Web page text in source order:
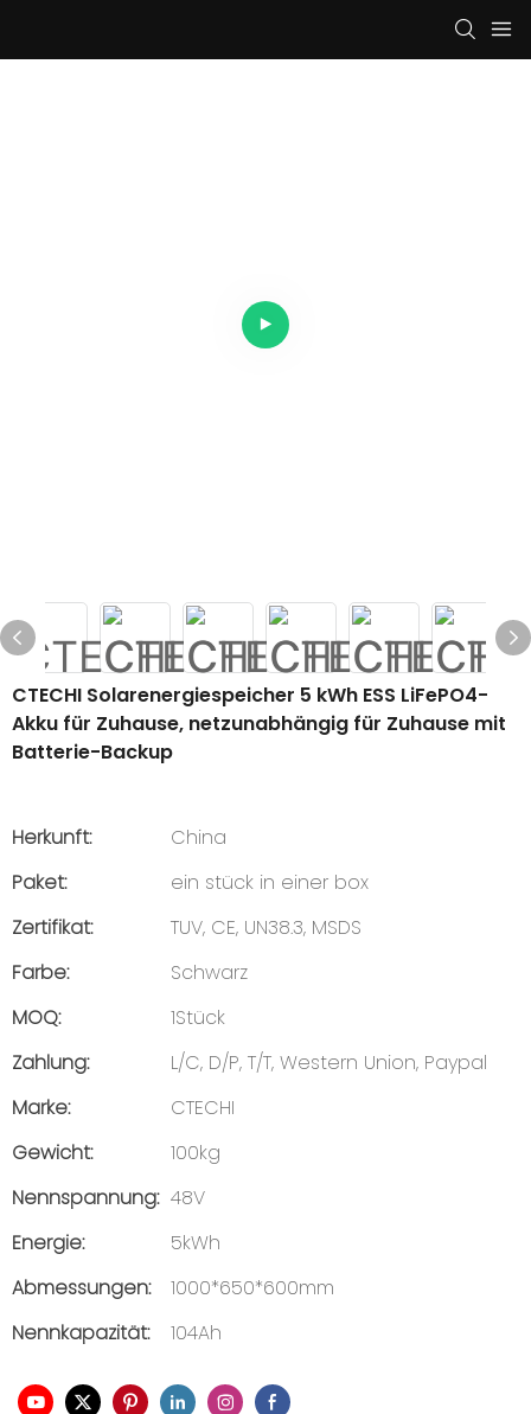
CTECHI Solarenergiespeicher 5 kWh ESS LiFePO4-
Akku für Zuhause, netzunabhängig für Zuhause mit
Batterie-Backup
Herkunft:
China
Paket:
ein stück in einer box
Zertifikat:
TUV, CE, UN38.3, MSDS
Farbe:
Schwarz
MOQ:
1Stück
Zahlung:
L/C, D/P, T/T, Western Union, Paypal
Marke:
CTECHI
Gewicht:
100kg
Nennspannung: 48V
Energie:
5kWh
Abmessungen:
1000*650*600mm
Nennkapazität:
104Ah